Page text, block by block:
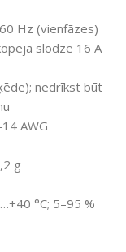
Hz (vienfāzes)
slodze 16 A
nedrīkst būt
AWG
g
°C; 5–95 %